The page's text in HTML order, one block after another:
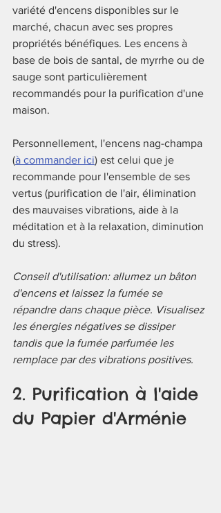
variété d'encens disponibles sur le
marché, chacun avec ses propres
propriétés bénéfiques. Les encens à
base de bois de santal, de myrrhe ou de
sauge sont particulièrement
recommandés pour la purification d'une
maison.
Personnellement, l'encens nag-champa
(à commander ici) est celui que je
recommande pour l'ensemble de ses
vertus (purification de l'air, élimination
des mauvaises vibrations, aide à la
méditation et à la relaxation, diminution
du stress).
Conseil d'utilisation: allumez un bâton
d'encens et laissez la fumée se
répandre dans chaque pièce. Visualisez
les énergies négatives se dissiper
tandis que la fumée parfumée les
remplace par des vibrations positives.
2. Purification à l'aide
du Papier d'Arménie